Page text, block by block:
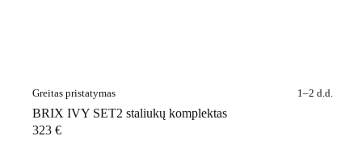
Greitas pristatymas 1–2 d.d.
BRIX IVY SET2 staliukų komplektas
323 €